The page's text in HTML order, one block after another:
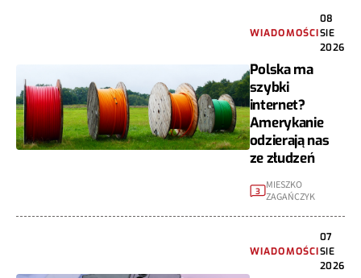
WIADOMOŚCI
08
SIE
2026
Polska ma
szybki
internet?
Amerykanie
odzierają nas
ze złudzeń
3 MIESZKO
ZAGAŃCZYK
WIADOMOŚCI
07
SIE
2026